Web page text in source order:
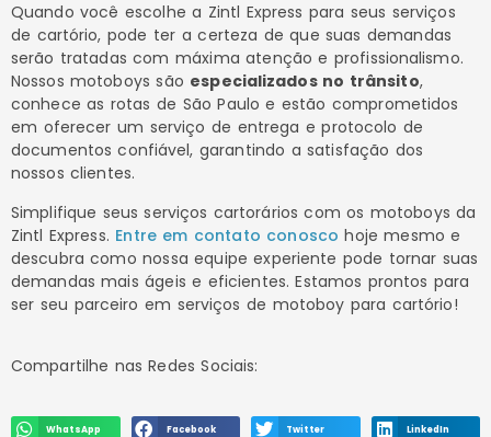
Quando você escolhe a Zintl Express para seus serviços
de cartório, pode ter a certeza de que suas demandas
serão tratadas com máxima atenção e profissionalismo.
Nossos motoboys são especializados no trânsito,
conhece as rotas de São Paulo e estão comprometidos
em oferecer um serviço de entrega e protocolo de
documentos confiável, garantindo a satisfação dos
nossos clientes.
Simplifique seus serviços cartorários com os motoboys da
Zintl Express. Entre em contato conosco hoje mesmo e
descubra como nossa equipe experiente pode tornar suas
demandas mais ágeis e eficientes. Estamos prontos para
ser seu parceiro em serviços de motoboy para cartório!
Compartilhe nas Redes Sociais:
WhatsApp Facebook Twitter LinkedIn